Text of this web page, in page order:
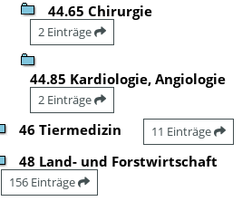
44.65 Chirurgie
2 Einträge
44.85 Kardiologie, Angiologie
2 Einträge
46 Tiermedizin 11 Einträge
48 Land- und Forstwirtschaft
156 Einträge